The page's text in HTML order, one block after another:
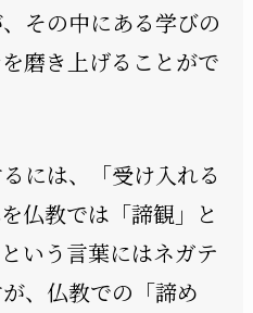
その中にある学びの
磨き上げることがで
には、「受け入れる
仏教では「諦観」と
いう言葉にはネガテ
、仏教での「諦め